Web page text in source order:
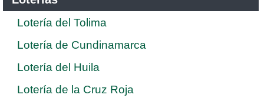
Lotería del Tolima
Lotería de Cundinamarca
Lotería del Huila
Lotería de la Cruz Roja